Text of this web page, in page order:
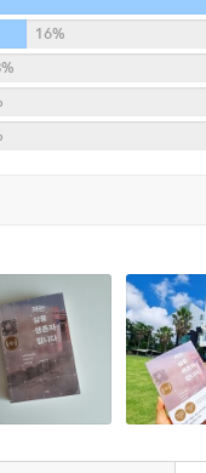
국에는 마침표를 찍었다.
던 이유는 단 하나다.
회에 나타났다. 특히
존자가 침묵하는 딱
우리 사회에서 반복되
16%